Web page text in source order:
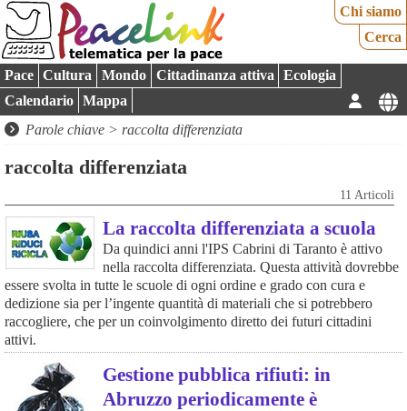
Chi siamo
Cerca
Pace Cultura Mondo Cittadinanza attiva
Ecologia
Calendario
Mappa
Parole chiave > raccolta differenziata
raccolta differenziata
11 Articoli
La raccolta differenziata a scuola
Da quindici anni l'IPS Cabrini di Taranto è attivo
nella raccolta differenziata. Questa attività dovrebbe
essere svolta in tutte le scuole di ogni ordine e grado con cura e
dedizione sia per l’ingente quantità di materiali che si potrebbero
raccogliere, che per un coinvolgimento diretto dei futuri cittadini
attivi.
Gestione pubblica rifiuti: in
Abruzzo periodicamente è